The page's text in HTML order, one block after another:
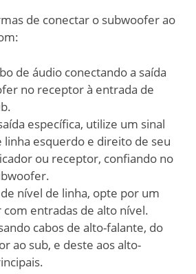
de conectar o subwoofer ao
de áudio conectando a saída
no receptor à entrada de
específica, utilize um sinal
linha esquerdo e direito de seu
ou receptor, confiando no
nível de linha, opte por um
entradas de alto nível.
cabos de alto-falante, do
ao sub, e deste aos alto-